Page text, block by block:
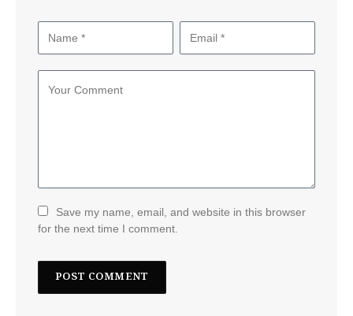
Save my name, email, and website in this browser
for the next time I comment.